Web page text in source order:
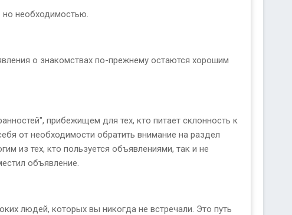
но необходимостью.
о знакомствах по-прежнему остаются хорошим
прибежищем для тех, кто питает склонность к
от необходимости обратить внимание на раздел
из тех, кто пользуется объявлениями, так и не
объявление.
людей, которых вы никогда не встречали. Это путь